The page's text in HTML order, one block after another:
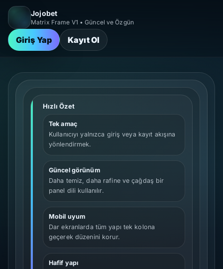
Jojobet
Matrix Frame V1 • Güncel ve Özgün
Giriş Yap Kayıt Ol
Hızlı Özet
Tek amaç
Kullanıcıyı yalnızca giriş veya kayıt akışına
yönlendirmek.
Güncel görünüm
Daha temiz, daha rafine ve çağdaş bir
panel dili kullanılır.
Mobil uyum
Dar ekranlarda tüm yapı tek kolona
geçerek düzenini korur.
Hafif yapı